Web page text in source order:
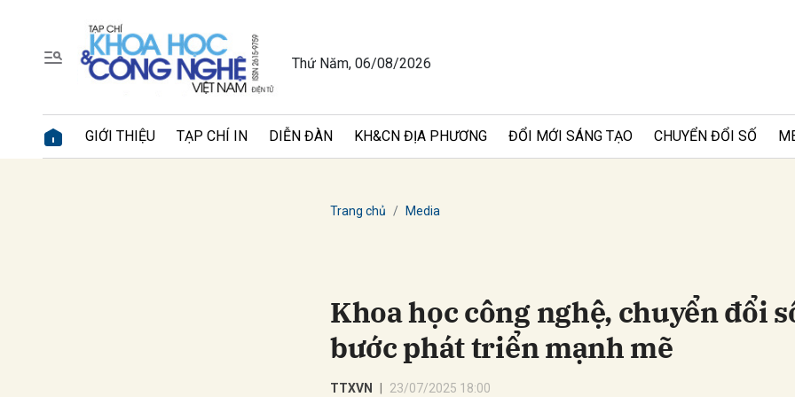
Thứ Năm, 06/08/2026
GIỚI THIỆU TẠP CHÍ IN DIỄN ĐÀN KH&CN ĐỊA PHƯƠNG ĐỔI MỚI SÁNG TẠO CHUYỂN ĐỔI SỐ
Trang chủ Media
Khoa học công nghệ, chuyển đổi
bước phát triển mạnh mẽ
TTXVN 23/07/2025 18:00